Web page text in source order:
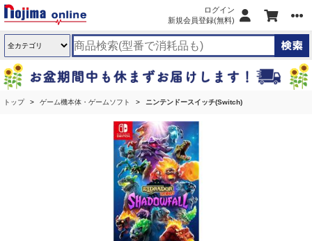
ログイン
新規会員登録(無料)
トップ ゲーム機本体・ゲームソフト ニンテンドースイッチ(Switch)